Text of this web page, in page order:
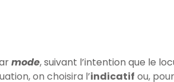
mode, suivant l’intention que le
on choisira l’indicatif ou,